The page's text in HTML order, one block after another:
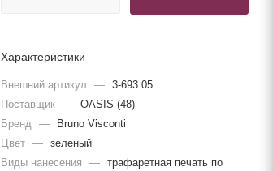
Характеристики
Внешний артикул — 3-693.05
Поставщик — OASIS (48)
Бренд
—
Bruno Visconti
Цвет — зеленый
Виды нанесения
— трафаретная печать по